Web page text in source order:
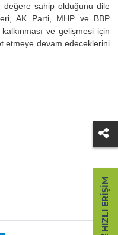
değere sahip olduğunu dile
AK Parti, MHP ve BBP
ve gelişmesi için
etmeye devam edeceklerini
HIZLI ERIŞIM